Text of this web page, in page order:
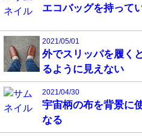
エコバッグを持って
2021/05/01
外でスリッパを履く
るように見えない
2021/04/30
宇宙柄の布を背景に
なる